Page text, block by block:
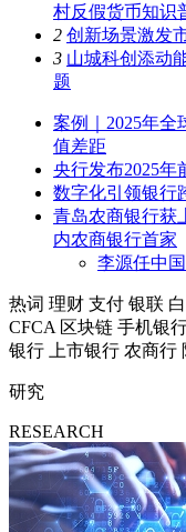
村反假货币知识
2 创新场景激发
3 山城科创添动
题
案例｜2025年
值差距
央行发布2025年
数字化引领银行
青岛农商银行获
内农商银行首家
李源任中
热词 理财 支付 银联
CFCA 区块链 手机银
银行
上市银行 农商行
研究
RESEARCH